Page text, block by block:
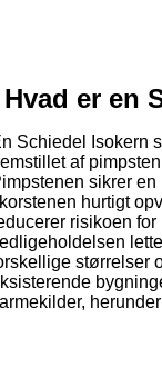
Hvad er en
Schiedel Isokern
af
sikrer
hurtigt
risikoen
størrelser